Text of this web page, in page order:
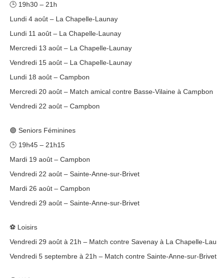
🕒 19h30 – 21h
Lundi 4 août – La Chapelle-Launay
Lundi 11 août – La Chapelle-Launay
Mercredi 13 août – La Chapelle-Launay
Vendredi 15 août – La Chapelle-Launay
Lundi 18 août – Campbon
Mercredi 20 août – Match amical contre Basse-Vilaine à Campbon
Vendredi 22 août – Campbon
🟣 Seniors Féminines
🕒 19h45 – 21h15
Mardi 19 août – Campbon
Vendredi 22 août – Sainte-Anne-sur-Brivet
Mardi 26 août – Campbon
Vendredi 29 août – Sainte-Anne-sur-Brivet
⚽ Loisirs
Vendredi 29 août à 21h – Match contre Savenay à La Chapelle-
Vendredi 5 septembre à 21h – Match contre Sainte-Anne-sur-